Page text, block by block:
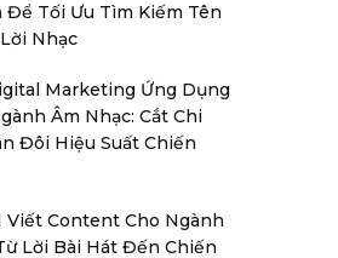
Để Tối Ưu Tìm Kiếm Tên
Nhạc
Marketing Ứng Dụng
Âm Nhạc: Cắt Chi
Đôi Hiệu Suất Chiến
Viết Content Cho Ngành
Lời Bài Hát Đến Chiến